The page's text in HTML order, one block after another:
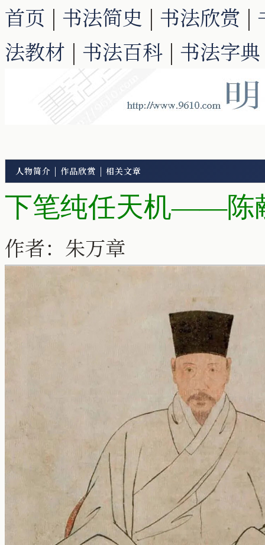
首页 | 书法简史 | 书法欣赏 |
法教材 | 书法百科 | 书法字典
人物简介 | 作品欣赏 | 相关文章
下笔纯任天机——陈
作者：朱万章